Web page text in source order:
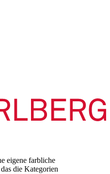
eigene farbliche
die Kategorien